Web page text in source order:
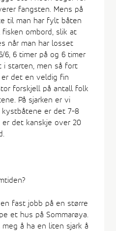
fangsten. Mens på
til man har fylt båten
ombord, slik at
når man har losset
6, 6 timer på og 6 timer
i starten, men så fort
er det en veldig fin
forskjell på antall folk
På sjarken er vi
kystbåtene er det 7-8
er det kanskje over 20
fast jobb på en større
et hus på Sommarøya.
å ha en liten sjark å